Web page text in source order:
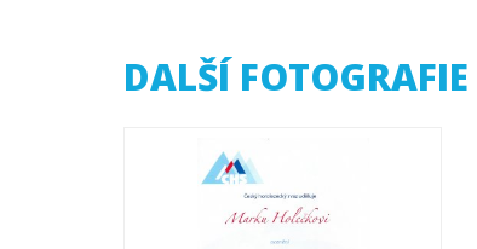
DALŠÍ FOTOGRAFIE